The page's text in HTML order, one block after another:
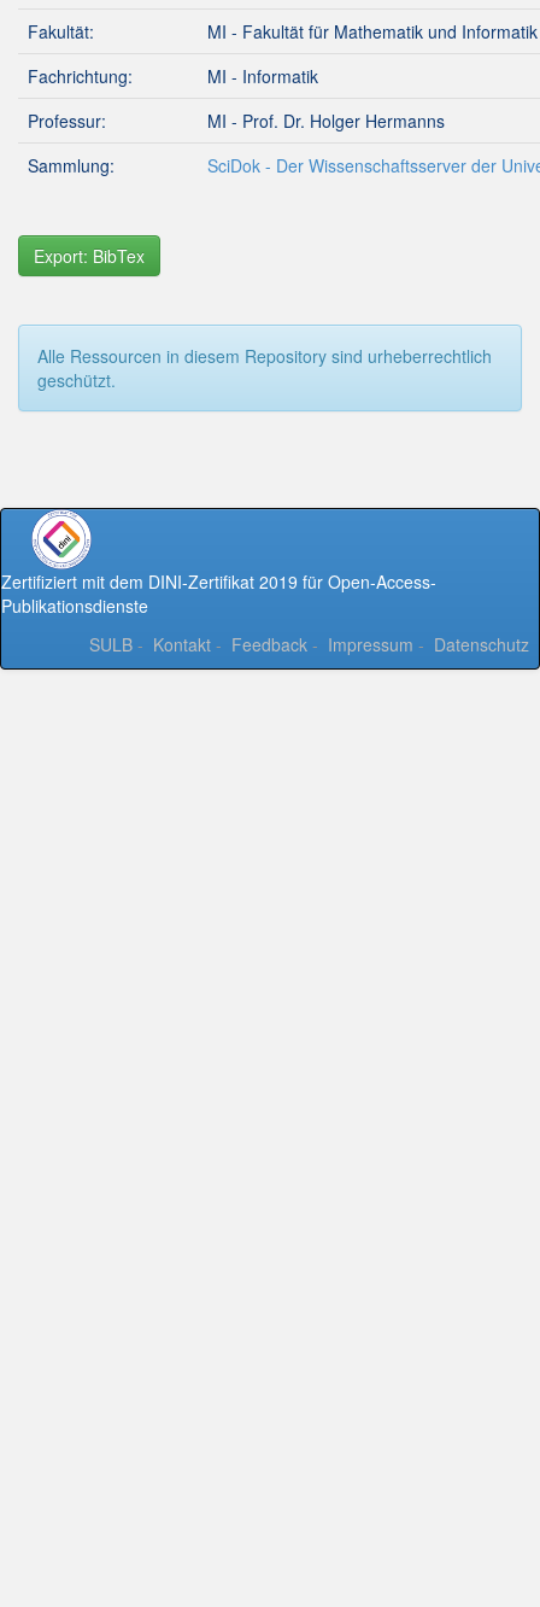
Fakultät:
MI - Fakultät für Mathematik und Informatik
Fachrichtung:
MI - Informatik
Professur:
MI - Prof. Dr. Holger Hermanns
Sammlung:
SciDok - Der Wissenschaftsserver der
Export: BibTex
Alle Ressourcen in diesem Repository sind urheberrechtlich
geschützt.
Zertifiziert mit dem DINI-Zertifikat 2019 für Open-Access-
Publikationsdienste
SULB - Kontakt - Feedback - Impressum - Datenschutz